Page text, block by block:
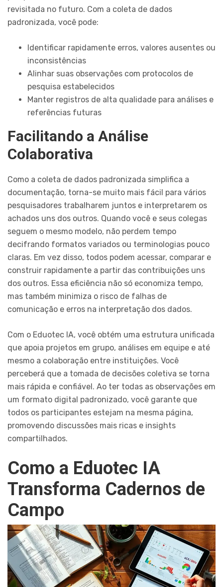
revisitada no futuro. Com a coleta de dados
padronizada, você pode:
Identificar rapidamente erros, valores ausentes ou
inconsistências
Alinhar suas observações com protocolos de
pesquisa estabelecidos
Manter registros de alta qualidade para análises e
referências futuras
Facilitando a Análise
Colaborativa
Como a coleta de dados padronizada simplifica a
documentação, torna-se muito mais fácil para vários
pesquisadores trabalharem juntos e interpretarem os
achados uns dos outros. Quando você e seus colegas
seguem o mesmo modelo, não perdem tempo
decifrando formatos variados ou terminologias pouco
claras. Em vez disso, todos podem acessar, comparar e
construir rapidamente a partir das contribuições uns
dos outros. Essa eficiência não só economiza tempo,
mas também minimiza o risco de falhas de
comunicação e erros na interpretação dos dados.
Com o Eduotec IA, você obtém uma estrutura unificada
que apoia projetos em grupo, análises em equipe e até
mesmo a colaboração entre instituições. Você
perceberá que a tomada de decisões coletiva se torna
mais rápida e confiável. Ao ter todas as observações em
um formato digital padronizado, você garante que
todos os participantes estejam na mesma página,
promovendo discussões mais ricas e insights
compartilhados.
Como a Eduotec IA
Transforma Cadernos de
Campo